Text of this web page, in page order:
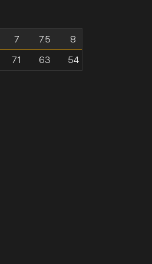
7
71
7.5
63
8
54